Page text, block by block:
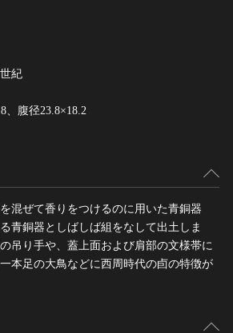
紀
、腹径23.8×18.2
混ぜて香りをつけるのに用いた青銅器
青銅器としばしば組をなして出土しま
吊り手や、蓋上面および肩部の文様帯に
本足の大鳥などに西周時代の卣の特徴が